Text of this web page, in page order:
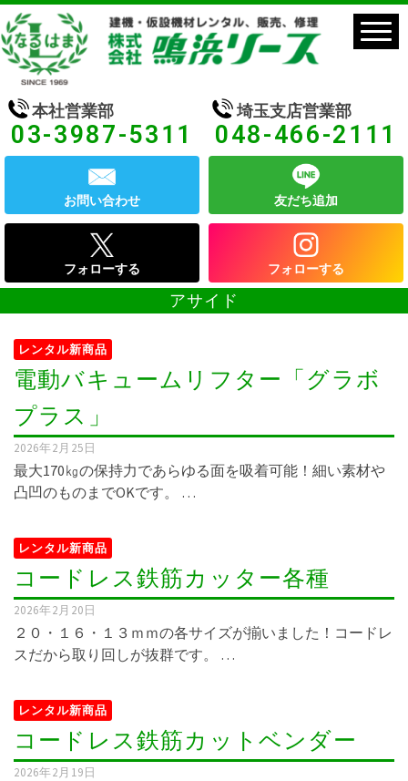
本社営業部
03-3987-5311
埼玉支店営業部
048-466-2111
お問い合わせ 友だち追加
フォローする フォローする
アサイド
レンタル新商品
電動バキュームリフター「グラボ
プラス」
2026年2月25日
最大170㎏の保持力であらゆる面を吸着可能！細い素材や
凸凹のものまでOKです。 …
レンタル新商品
コードレス鉄筋カッター各種
2026年2月20日
２０・１６・１３ｍｍの各サイズが揃いました！コードレ
スだから取り回しが抜群です。 …
レンタル新商品
コードレス鉄筋カットベンダー
2026年2月19日